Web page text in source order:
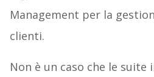
Management per la
clienti.
Non è un caso che le suite